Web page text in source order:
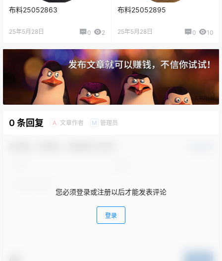
布料25052863
25年5月28日 0 2
布料25052895
25年5月28日 0 10
0 条回复 A 文章作者 M 管理员
您必须登录或注册以后才能发表评论
登录